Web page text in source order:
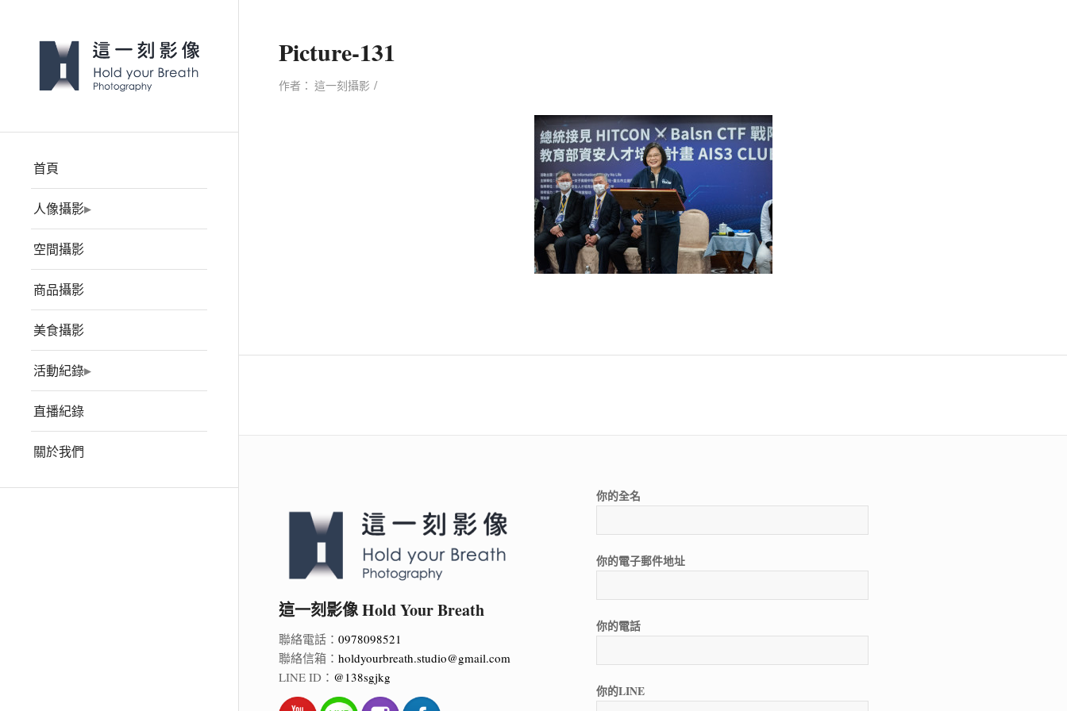
首頁
人像攝影
空間攝影
商品攝影
美食攝影
活動紀錄
直播紀錄
關於我們
Picture-131
作者： 這一刻攝影 /
這一刻影像 Hold Your Breath
聯絡電話： 0978098521
聯絡信箱： holdyourbreath.studio@gmail.com
LINE ID： @138sgjkg
你的全名
你的電子郵件地址
你的電話
你的LINE